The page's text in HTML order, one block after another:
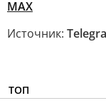
MAX
Источник:
ТОП